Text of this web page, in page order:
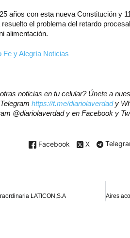
años con esta nueva Constitución y
el problema del retardo
alimentación.
Fe y Alegría Noticias
noticias en tu celular? Únete a
https://t.me/diariolaverdady
@diariolaverdad y en Facebook y
Facebook X
LATICON,S.A